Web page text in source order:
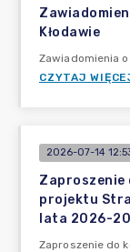
Kłodawie
Zawiadomienia
CZYTAJ
2026-07-14
projektu
lata 2026-
Zaproszenie do